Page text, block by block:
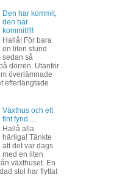
Den har kommit,
den har
kommit!!!!
Hallå! För bara
en liten stund
sedan så
dörren. Utanför
överlämnade
efterlängtade
Växthus och ett
fint fynd.....
Hallå alla
härliga! Tänkte
att det var dags
med en liten
växthuset. En
stol har flyttat